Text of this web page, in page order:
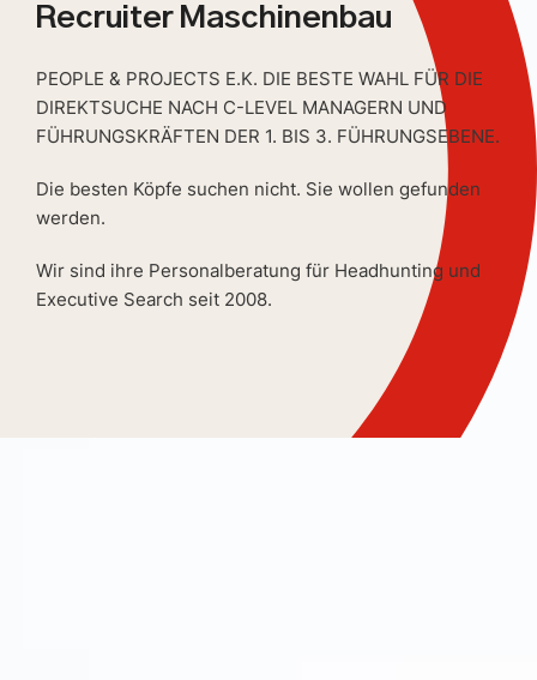
Recruiter Maschinenbau
PEOPLE & PROJECTS E.K. DIE BESTE WAHL FÜR DIE
DIREKTSUCHE NACH C-LEVEL MANAGERN UND
FÜHRUNGSKRÄFTEN DER 1. BIS 3. FÜHRUNGSEBENE.
Die besten Köpfe suchen nicht. Sie wollen gefunden
werden.
Wir sind ihre Personalberatung für Headhunting und
Executive Search seit 2008.